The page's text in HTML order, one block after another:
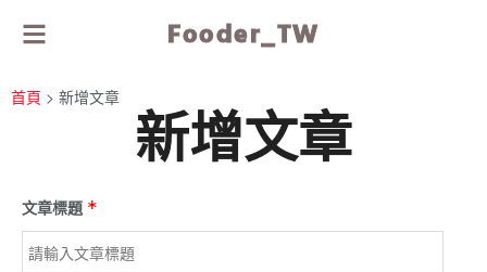
Fooder_TW
首頁 > 新增文章 新增文章
文章標題 *